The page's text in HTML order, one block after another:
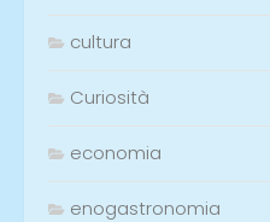
cultura
Curiosità
economia
enogastronomia